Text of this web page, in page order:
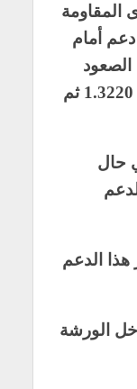
المقاومة
دعم أمام
الصعود
على الزوج لاستهداف مستويات 1.3220 ثم
حال
الدعم
الورشة